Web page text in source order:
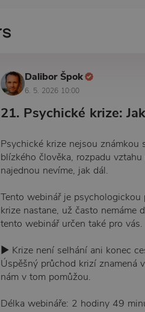
Dalibor Špok
6. 5. 2026 10:00
21. Psychické krize:
Psychické krize nejsou
blízkého člověka, rozpadu
najednou nevíme, jak dál.
Tento webinář je
krize nastane, už často
tento webinář určen také pro vás.
▶︎ Krize není selhání ani konec
Úspěšný průchod krizí znamená
nám v tom pomůžou.
Délka webináře: 2 hodiny 49